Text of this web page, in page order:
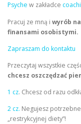
Psyche w zakładce
Pracuj ze mną i wyrób
finansami osobistymi.
Zapraszam do kontaktu
Przeczytaj wszystkie
chcesz oszczędzać
1 cz. Chcesz od razu
2 cz. Negujesz
„restrykcyjnej diety”!